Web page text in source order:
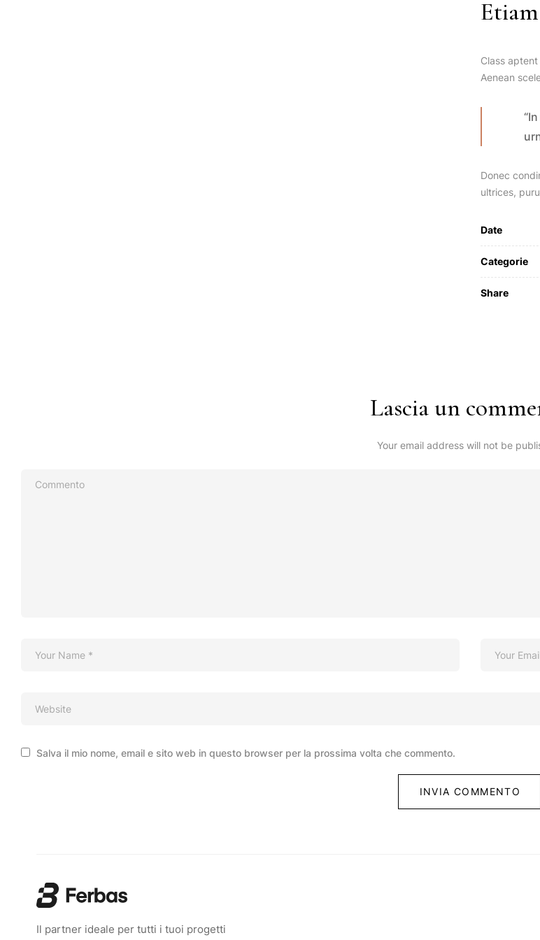
Class
Aenean
Donec
ultrices,
Date
Categorie
Share
Lascia un
Your email address will not be
Salva il mio nome, email e sito web in questo browser per la prossima volta che commento.
Il partner ideale per tutti i tuoi progetti